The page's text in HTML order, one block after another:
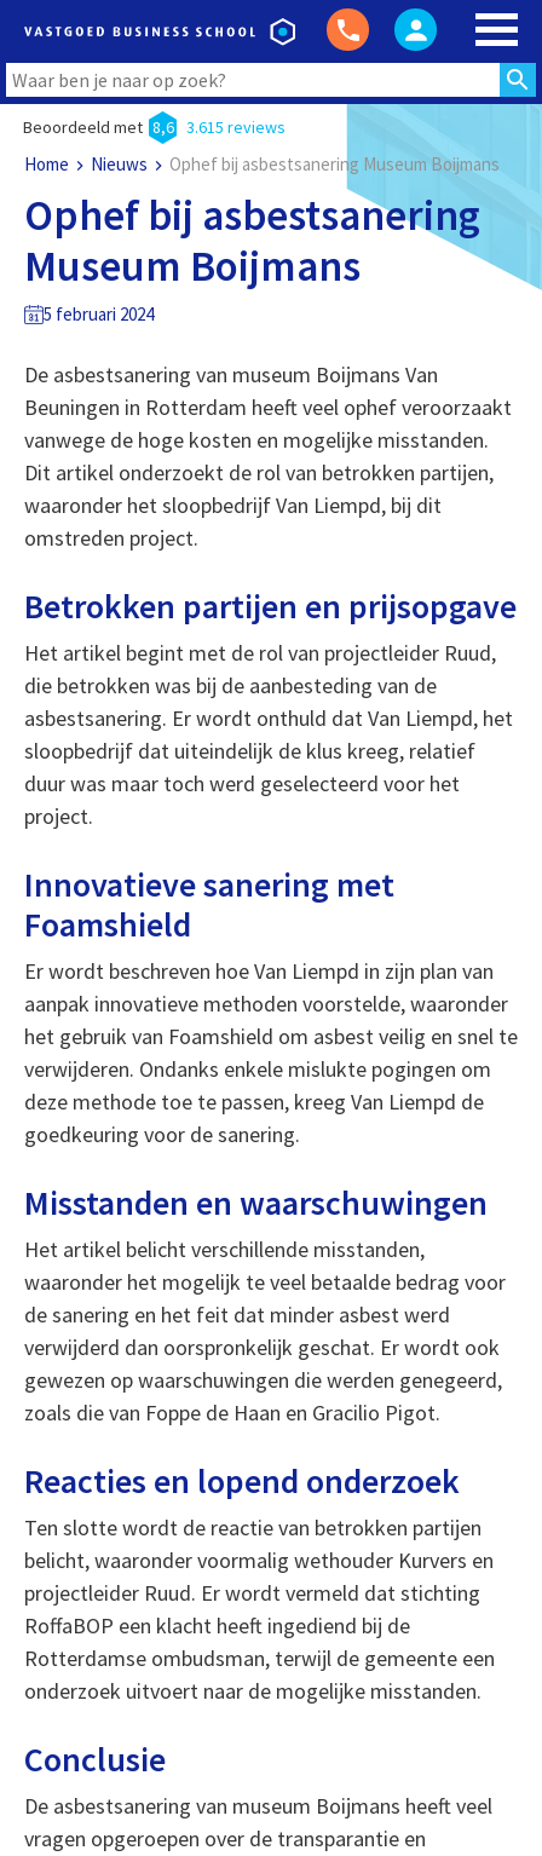
Beoordeeld met 8,6 3.615 reviews
Home Nieuws Ophef bij asbestsanering Museum Boijmans
Ophef bij asbestsanering
Museum Boijmans
5 februari 2024
De asbestsanering van museum Boijmans Van
Beuningen in Rotterdam heeft veel ophef veroorzaakt
vanwege de hoge kosten en mogelijke misstanden.
Dit artikel onderzoekt de rol van betrokken partijen,
waaronder het sloopbedrijf Van Liempd, bij dit
omstreden project.
Betrokken partijen en prijsopgave
Het artikel begint met de rol van projectleider Ruud,
die betrokken was bij de aanbesteding van de
asbestsanering. Er wordt onthuld dat Van Liempd, het
sloopbedrijf dat uiteindelijk de klus kreeg, relatief
duur was maar toch werd geselecteerd voor het
project.
Innovatieve sanering met
Foamshield
Er wordt beschreven hoe Van Liempd in zijn plan van
aanpak innovatieve methoden voorstelde, waaronder
het gebruik van Foamshield om asbest veilig en snel te
verwijderen. Ondanks enkele mislukte pogingen om
deze methode toe te passen, kreeg Van Liempd de
goedkeuring voor de sanering.
Misstanden en waarschuwingen
Het artikel belicht verschillende misstanden,
waaronder het mogelijk te veel betaalde bedrag voor
de sanering en het feit dat minder asbest werd
verwijderd dan oorspronkelijk geschat. Er wordt ook
gewezen op waarschuwingen die werden genegeerd,
zoals die van Foppe de Haan en Gracilio Pigot.
Reacties en lopend onderzoek
Ten slotte wordt de reactie van betrokken partijen
belicht, waaronder voormalig wethouder Kurvers en
projectleider Ruud. Er wordt vermeld dat stichting
RoffaBOP een klacht heeft ingediend bij de
Rotterdamse ombudsman, terwijl de gemeente een
onderzoek uitvoert naar de mogelijke misstanden.
Conclusie
De asbestsanering van museum Boijmans heeft veel
vragen opgeroepen over de transparantie en